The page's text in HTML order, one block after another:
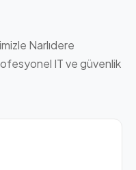
Narlıdere
IT ve güvenlik